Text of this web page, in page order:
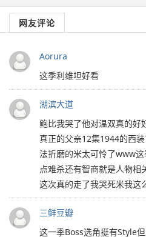
网友评论
Aorura
这季利维坦好看
湖滨大道
鲍比我哭了他对温双真的好
真正的父亲12集1944的西
法折磨的米太可怜了www
点难杀还有智商就是人物相
这次真的走了我哭死米我这
三鲜豆瓣
这一季Boss选角挺有Style